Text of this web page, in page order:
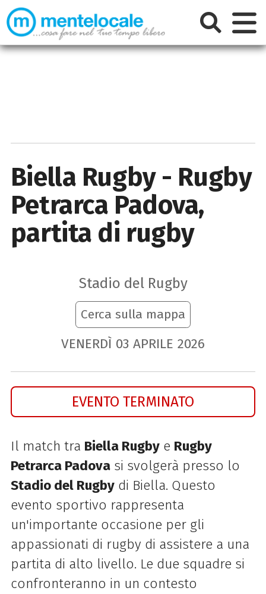
Biella Rugby - Rugby
Petrarca Padova,
partita di rugby
Stadio del Rugby
Cerca sulla mappa
VENERDÌ 03 APRILE 2026
EVENTO TERMINATO
Il match tra Biella Rugbye Rugby
Petrarca Padovasi svolgerà presso lo
Stadio del Rugbydi Biella. Questo
evento sportivo rappresenta
un'importante occasione per gli
appassionati di rugby di assistere a una
partita di alto livello. Le due squadre si
confronteranno in un contesto